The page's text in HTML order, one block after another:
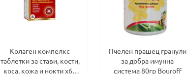
Колаген компелкс
таблетки за стави, кости,
коса, кожа и нокти х60
Пчелен прашец гранули
за добра имунна
система 80гр Bouroff